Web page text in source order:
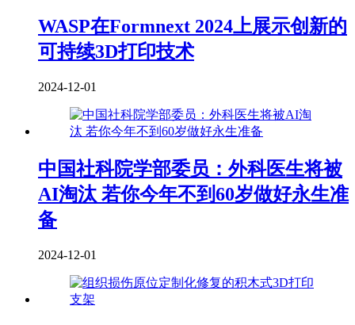
WASP在Formnext 2024上展示创新的
可持续3D打印技术
2024-12-01
中国社科院学部委员：外科医生将被
AI淘汰 若你今年不到60岁做好永生准
备
2024-12-01